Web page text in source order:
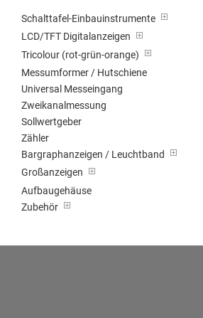
Schalttafel-Einbauinstrumente
LCD/TFT Digitalanzeigen
Tricolour (rot-grün-orange)
Messumformer / Hutschiene
Universal Messeingang
Zweikanalmessung
Sollwertgeber
Zähler
Bargraphanzeigen / Leuchtband
Großanzeigen
Aufbaugehäuse
Zubehör